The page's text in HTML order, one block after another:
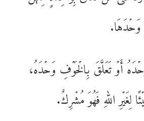
وَحۡدَهَا.
أَوۡ تَعَلَّقَ بِالۡخَوۡفِ وَحۡدَهُ،
لِغَيۡرِ اللهِ فَهُوَ مُشۡرِكٌ.